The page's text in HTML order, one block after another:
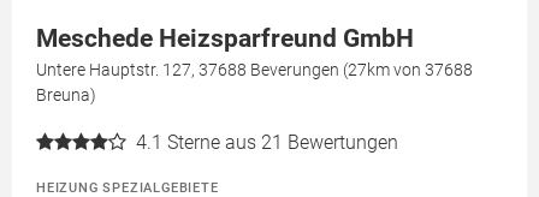
Meschede Heizsparfreund GmbH
Untere Hauptstr. 127, 37688 Beverungen (27km von 37688
Breuna)
4.1 Sterne aus 21 Bewertungen
HEIZUNG SPEZIALGEBIETE